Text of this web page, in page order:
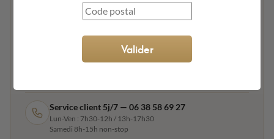
POURQUOI KING MATERIAUX ?
Partout en France métropolitaine
Service client 5j/7 — 06 38 58 69 27
Lun-Ven : 7h30-12h / 13h-17h30
Samedi 8h-15h non-stop
Valider